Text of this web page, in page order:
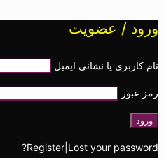
ورود / عضویت
نام کاربری یا نشانی ایمیل
رمز عبور
Register Lost your password?